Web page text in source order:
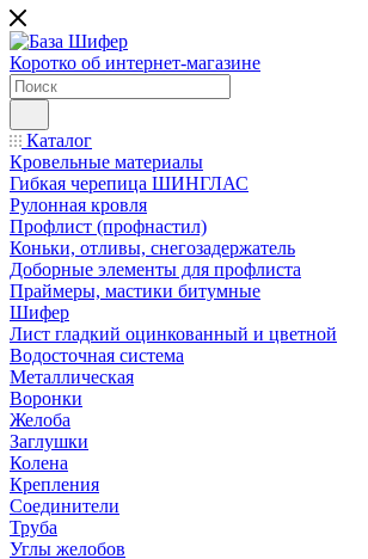
Коротко об интернет-магазине
Каталог
Кровельные материалы
Гибкая черепица ШИНГЛАС
Рулонная кровля
Профлист (профнастил)
Коньки, отливы, снегозадержатель
Доборные элементы для профлиста
Праймеры, мастики битумные
Шифер
Лист гладкий оцинкованный и цветной
Водосточная система
Металлическая
Воронки
Желоба
Заглушки
Колена
Крепления
Соединители
Труба
Углы желобов